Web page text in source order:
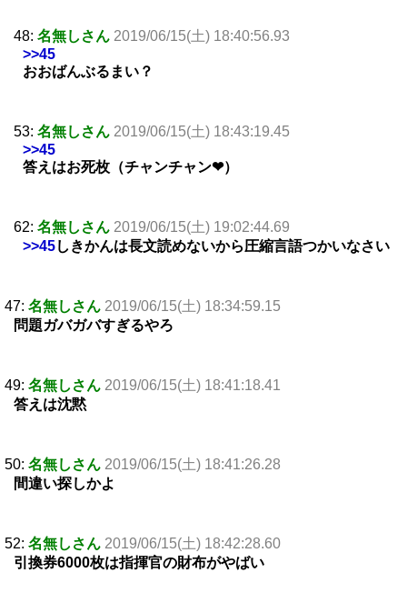
48: 名無しさん 2019/06/15(土) 18:40:56.93
>>45
おおばんぶるまい？
53: 名無しさん 2019/06/15(土) 18:43:19.45
>>45
答えはお死枚（チャンチャン❤︎）
62: 名無しさん 2019/06/15(土) 19:02:44.69
>>45しきかんは長文読めないから圧縮言語つかいなさい
47: 名無しさん 2019/06/15(土) 18:34:59.15
問題ガバガバすぎるやろ
49: 名無しさん 2019/06/15(土) 18:41:18.41
答えは沈黙
50: 名無しさん 2019/06/15(土) 18:41:26.28
間違い探しかよ
52: 名無しさん 2019/06/15(土) 18:42:28.60
引換券6000枚は指揮官の財布がやばい